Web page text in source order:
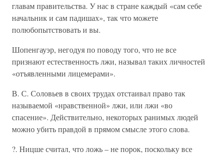
главам правительства. У нас в стране каждый «сам себе
начальник и сам падишах», так что можете
полюбопытствовать и вы.
Шопенгауэр, негодуя по поводу того, что не все
признают естественность лжи, называл таких личностей
«отъявленными лицемерами».
В. С. Соловьев в своих трудах отстаивал право так
называемой «нравственной» лжи, или лжи «во
спасение». Действительно, некоторых ранимых людей
можно убить правдой в прямом смысле этого слова.
?. Ницше считал, что ложь – не порок, поскольку все